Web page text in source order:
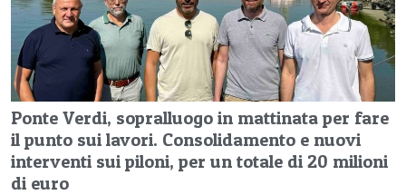
Ponte Verdi, sopralluogo in mattinata per fare
il punto sui lavori. Consolidamento e nuovi
interventi sui piloni, per un totale di 20 milioni
di euro